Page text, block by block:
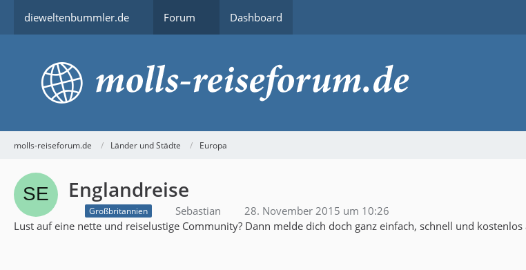
dieweltenbummler.de Forum Dashboard
molls-reiseforum.de Länder und Städte Europa
Englandreise
Großbritannien Sebastian
28. November 2015 um 10:26
Lust auf eine nette und reiselustige Community? Dann melde dich doch ganz einfach, schnell und